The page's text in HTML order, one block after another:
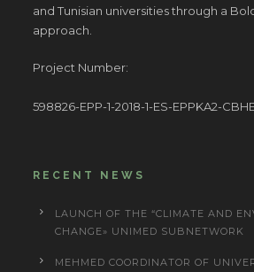
and Tunisian universities through a
approach.
Project Number:
598826-EPP-1-2018-1-ES-EPPKA2-
RECENT NEWS
LAUNCH OF THE “CLIMATE AND
CHANGE» UNIMED SUBNETWORK
MEHMED COORDINATOR OF